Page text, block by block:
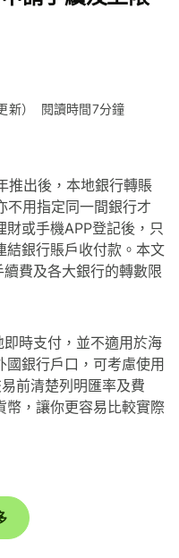
） 閱讀時間7分鐘
推出後，本地銀行轉賬
不用指定同一間銀行才
或手機APP登記後，只
結銀行賬戶收付款。本文
費及各大銀行的轉數限
時支付，並不適用於海
國銀行戶口，可考慮使用
前清楚列明匯率及費
幣，讓你更容易比較實際